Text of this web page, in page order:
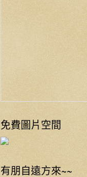
免費圖片空間
有朋自遠方來~~